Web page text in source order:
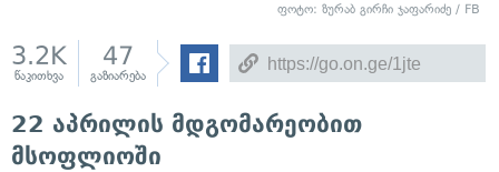
ფოტო: ზურაბ გირჩი ჯაფარიძე / FB
3.2K
წაკითხვა
47
გაზიარება
22 აპრილის მდგომარეობით
მსოფლიოში